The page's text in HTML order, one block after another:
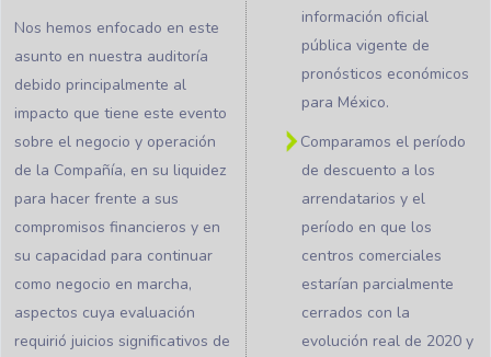
Nos hemos enfocado en este
asunto en nuestra auditoría
debido principalmente al
impacto que tiene este evento
sobre el negocio y operación
de la Compañía, en su liquidez
para hacer frente a sus
compromisos financieros y en
su capacidad para continuar
como negocio en marcha,
aspectos cuya evaluación
requirió juicios significativos de
información oficial
pública vigente de
pronósticos económicos
para México.
Comparamos el período
de descuento a los
arrendatarios y el
período en que los
centros comerciales
estarían parcialmente
cerrados con la
evolución real de 2020 y